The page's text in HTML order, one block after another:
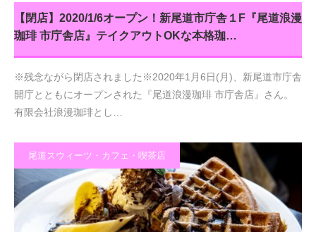
【閉店】2020/1/6オープン！新尾道市庁舎１F『尾道浪漫
珈琲 市庁舎店』テイクアウトOKな本格珈…
※残念ながら閉店されました※2020年1月6日(月)、新尾道市庁舎
開庁とともにオープンされた『尾道浪漫珈琲 市庁舎店』さん。
有限会社浪漫珈琲とし…
尾道スウィーツ・カフェ・喫茶店